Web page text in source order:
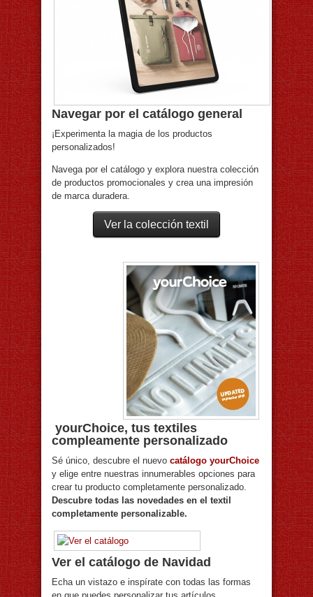
Navegar por el catálogo general
¡Experimenta la magia de los productos
personalizados!
Navega por el catálogo y explora nuestra colección
de productos promocionales y crea una impresión
de marca duradera.
Ver la colección textil
yourChoice, tus textiles
compleamente personalizado
Sé único, descubre el nuevo catálogo yourChoice
y elige entre nuestras innumerables opciones para
crear tu producto completamente personalizado.
Descubre todas las novedades en el textil
completamente personalizable.
Ver el catálogo de Navidad
Echa un vistazo e inspírate con todas las formas